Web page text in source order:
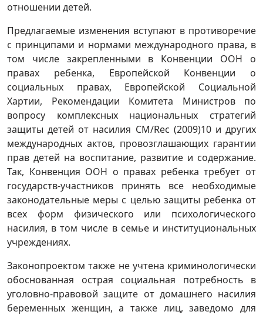
отношении детей.
Предлагаемые изменения вступают в противоречие
с принципами и нормами международного права, в
том числе закрепленными в Конвенции ООН о
правах ребенка, Европейской Конвенции о
социальных правах, Европейской Социальной
Хартии, Рекомендации Комитета Министров по
вопросу комплексных национальных стратегий
защиты детей от насилия CM/Rec (2009)10 и других
международных актов, провозглашающих гарантии
прав детей на воспитание, развитие и содержание.
Так, Конвенция ООН о правах ребенка требует от
государств-участников принять все необходимые
законодательные меры с целью защиты ребенка от
всех форм физического или психологического
насилия, в том числе в семье и институциональных
учреждениях.
Законопроектом также не учтена криминологически
обоснованная острая социальная потребность в
уголовно-правовой защите от домашнего насилия
беременных женщин, а также лиц, заведомо для